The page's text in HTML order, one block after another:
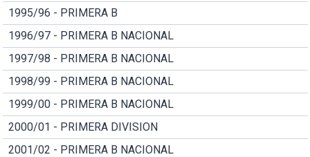
1995/96 - PRIMERA B
1996/97 - PRIMERA B NACIONAL
1997/98 - PRIMERA B NACIONAL
1998/99 - PRIMERA B NACIONAL
1999/00 - PRIMERA B NACIONAL
2000/01 - PRIMERA DIVISION
2001/02 - PRIMERA B NACIONAL